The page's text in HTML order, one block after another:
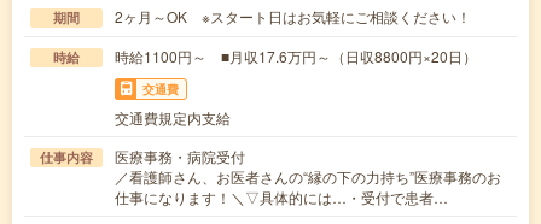
期間 2ヶ月～OK ※スタート日はお気軽にご相談ください！
時給 時給1100円～ ■月収17.6万円～（日収8800円×20日）
交通費
交通費規定内支給
仕事内容
医療事務・病院受付
／看護師さん、お医者さんの“縁の下の力持ち”医療事務のお
仕事になります！＼▽具体的には…・受付で患者…